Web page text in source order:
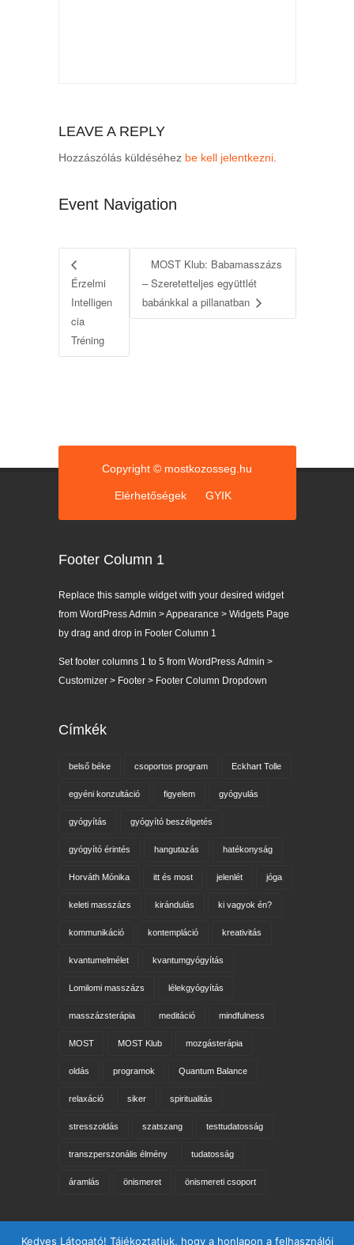
LEAVE A REPLY
Hozzászólás küldéséhez be kell jelentkezni.
Event Navigation
Érzelmi
Intelligen
cia
Tréning
MOST Klub: Babamasszázs
– Szeretetteljes együttlét
babánkkal a pillanatban
Copyright © mostkozosseg.hu
Elérhetőségek GYIK
Footer Column 1
Replace this sample widget with your desired widget
from WordPress Admin > Appearance > Widgets Page
by drag and drop in Footer Column 1
Set footer columns 1 to 5 from WordPress Admin >
Customizer > Footer > Footer Column Dropdown
Címkék
belső béke csoportos program Eckhart Tolle
egyéni konzultáció figyelem gyógyulás
gyógyítás gyógyító beszélgetés
gyógyító érintés hangutazás hatékonyság
Horváth Mónika itt és most jelenlét jóga
keleti masszázs kirándulás ki vagyok én?
kommunikáció kontempláció kreativitás
kvantumelmélet kvantumgyógyítás
Lomilomi masszázs lélekgyógyítás
masszázsterápia meditáció mindfulness
MOST MOST Klub mozgásterápia
oldás programok Quantum Balance
relaxáció siker spiritualitás
stresszoldás szatszang testtudatosság
transzperszonális élmény tudatosság
áramlás önismeret önismereti csoport
Keresés az oldalon
Kedves Látogató! Tájékoztatjuk, hogy a honlapon a felhasználói